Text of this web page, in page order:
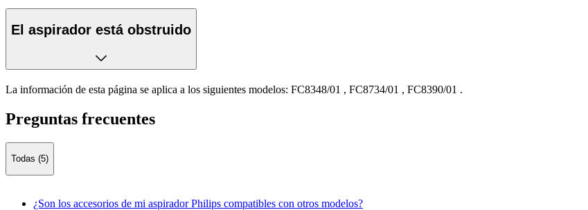
El aspirador está obstruido
La información de esta página se aplica a los siguientes modelos: FC8348/01 , FC8734/01 , FC8390/01 .
Preguntas frecuentes
Todas (5)
¿Son los accesorios de mi aspirador Philips compatibles con otros modelos?